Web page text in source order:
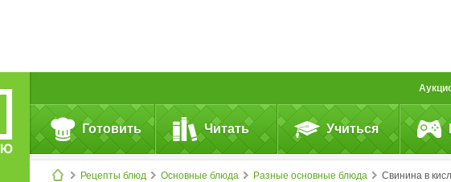
Готовить Читать Учиться
Рецепты блюд Основные блюда Разные основные блюда Свинина в кисло-сладком соусе по азиатски